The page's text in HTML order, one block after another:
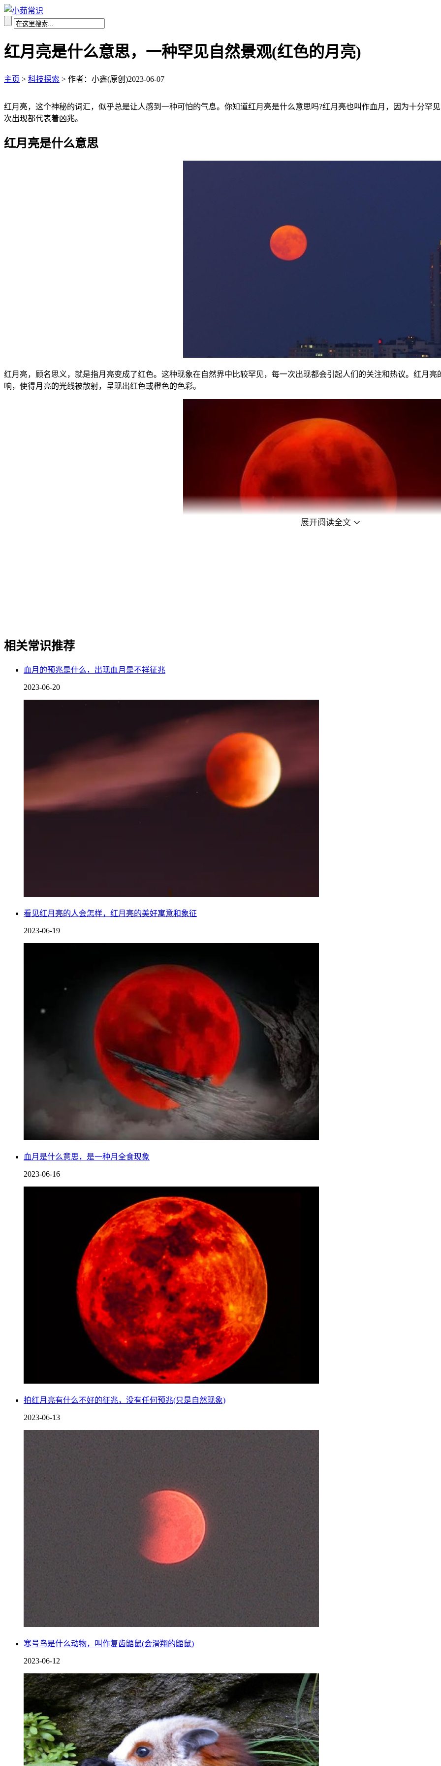
红月亮是什么意思，一种罕见自然景观(红色的月亮)
主页 > 科技探索 > 作者：小鑫(原创)2023-06-07
红月亮，这个神秘的词汇，似乎总是让人感到一种可怕的气息。你知道红月亮是什么意思吗?红月亮也叫作血月，因为十分罕
次出现都代表着凶兆。
红月亮是什么意思
红月亮，顾名思义，就是指月亮变成了红色。这种现象在自然界中比较罕见，每一次出现都会引起人们的关注和热议。红月
响，使得月亮的光线被散射，呈现出红色或橙色的色彩。
在古代，流行着一种说法，那就是红月亮的出现往往会伴随着一些邪祟的出现。比如，红月亮之后必有蝗灾，在一些影视剧
同时，也有许多人认为，血月的出现会伴有海啸、暴雨、地震、瘟疫等天灾，不可否认这种可能性，但这种情况更多是一种
99%的红月亮之下没有天灾发生。
展开阅读全文
相关常识推荐
血月的预兆是什么，出现血月是不祥征兆
2023-06-20
看见红月亮的人会怎样，红月亮的美好寓意和象征
2023-06-19
血月是什么意思，是一种月全食现象
2023-06-16
拍红月亮有什么不好的征兆，没有任何预兆(只是自然现象)
2023-06-13
寒号鸟是什么动物，叫作复齿鼯鼠(会滑翔的鼯鼠)
2023-06-12